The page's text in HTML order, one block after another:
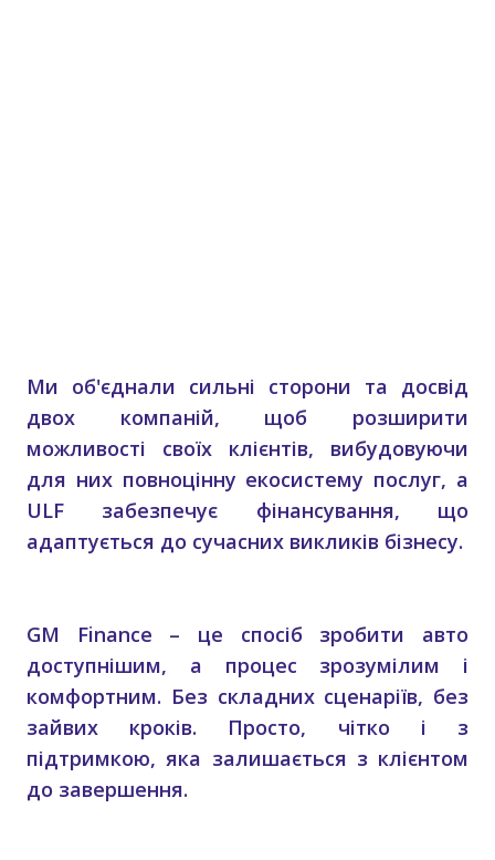
Ми об'єднали сильні сторони та досвід
двох компаній, щоб розширити
можливості своїх клієнтів, вибудовуючи
для них повноцінну екосистему послуг, а
ULF забезпечує фінансування, що
адаптується до сучасних викликів бізнесу.
GM Finance – це спосіб зробити авто
доступнішим, а процес зрозумілим і
комфортним. Без складних сценаріїв, без
зайвих кроків. Просто, чітко і з
підтримкою, яка залишається з клієнтом
до завершення.